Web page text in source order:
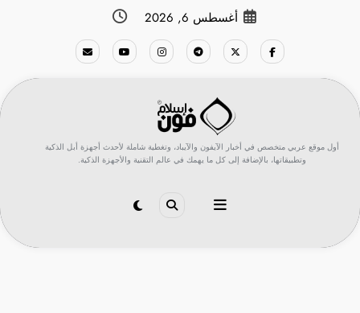
أغسطس 6, 2026
أول موقع عربي متخصص في أخبار الآيفون والآيباد، وتغطية شاملة لأحدث أجهزة أبل الذكية
وتطبيقاتها، بالإضافة إلى كل ما يهمك في عالم التقنية والأجهزة الذكية.